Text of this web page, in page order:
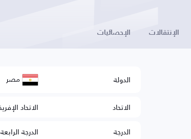
الإنتقالات الإحصائيات
الدولة مصر
الاتحاد
الاتحاد
الدرجة
الدرجة الرابعة